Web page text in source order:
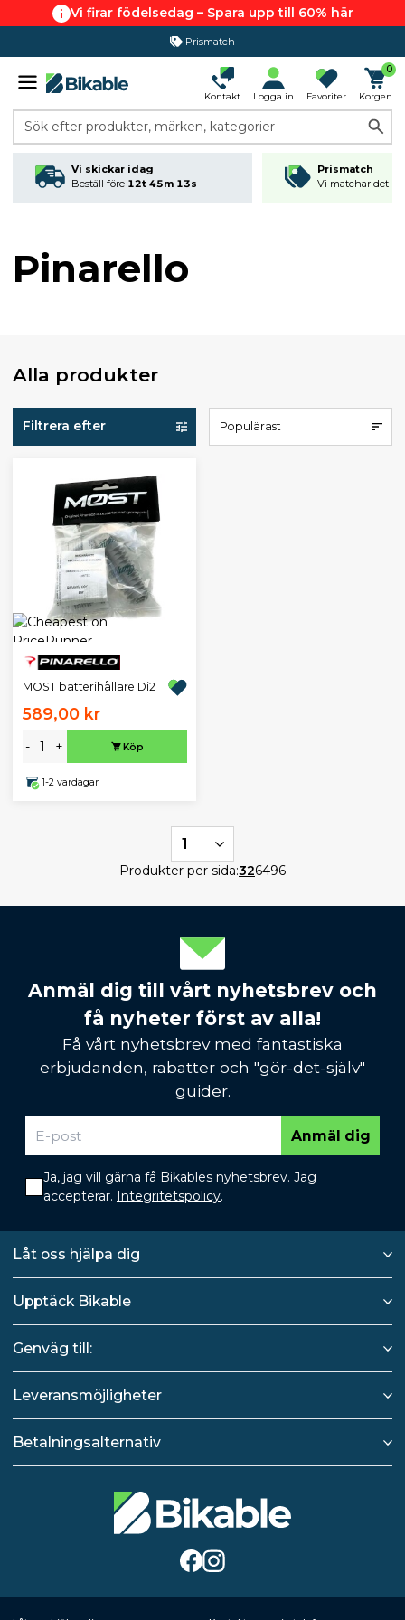
Vi firar födelsedag – Spara upp till 60% här
Prismatch
Kontakt Logga in Favoriter
0
Korgen
Sök efter produkter, märken, kategorier
Vi skickar idag
Beställ före 12t 45m 12s
Prismatch
Vi matchar det
Pinarello
Alla produkter
Filtrera efter Populärast
MOST batterihållare Di2
589,00 kr
- + Köp
1-2 vardagar
1
Produkter per sida:326496
Anmäl dig till vårt nyhetsbrev och
få nyheter först av alla!
Få vårt nyhetsbrev med fantastiska
erbjudanden, rabatter och "gör-det-själv"
guider.
Anmäl dig
Ja, jag vill gärna få Bikables nyhetsbrev. Jag
accepterar. Integritetspolicy.
Låt oss hjälpa dig
Upptäck Bikable
Genväg till:
Leveransmöjligheter
Betalningsalternativ